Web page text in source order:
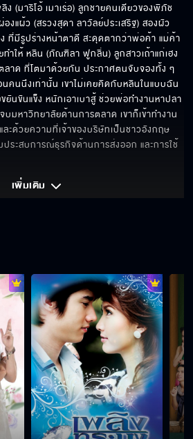
ง (มาริโอ้ เมาเร่อ) ลูกชายคนเดียวของพิภัช
งแผ้ว (สรวงสุดา ลาวัลย์ประเสริฐ) สองผัว
ง ที่มีรูปร่างหน้าตาดี สะดุดตากว่าพ่อค้า แม่ค้า
ทำให้ หลิน (ภัณฑิลา ฟูกลิ่น) ลูกสาวเถ้าแก่เฮง
ลาด ที่โตมาด้วยกัน ประกาศตนจับจองทั้ง ๆ
คนนึงเท่านั้น เขาไม่เคยคิดกับหลินในแบบฉัน
ยันขันแข็ง หนักเอาเบาสู้ ช่วยพ่อทำงานหาปลา
บมหาวิทยาลัยด้านการตลาด เขาก็เข้าทำงาน
ละด้วยความที่เจ้าของบริษัทเป็นชาวอังกฤษ
ประสบการณ์ธุรกิจด้านการส่งออก และการใช้
เพิ่มเติม